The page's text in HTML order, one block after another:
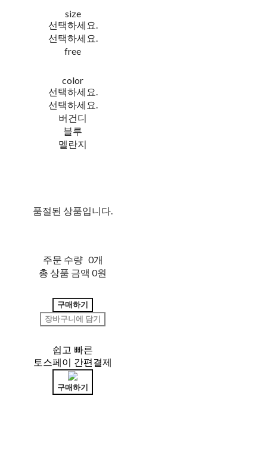
size
선택하세요.
선택하세요.
free
color
선택하세요.
선택하세요.
버건디
블루
멜란지
품절된 상품입니다.
주문 수량 0개
총 상품 금액 0원
구매하기
장바구니에 담기
쉽고 빠른
토스페이 간편결제
구매하기